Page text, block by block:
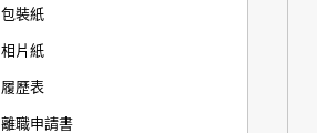
包裝紙
相片紙
履歷表
離職申請書